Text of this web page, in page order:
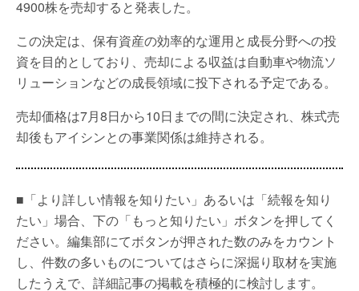
4900株を売却すると発表した。
この決定は、保有資産の効率的な運用と成長分野への投
資を目的としており、売却による収益は自動車や物流ソ
リューションなどの成長領域に投下される予定である。
売却価格は7月8日から10日までの間に決定され、株式売
却後もアイシンとの事業関係は維持される。
■「より詳しい情報を知りたい」あるいは「続報を知り
たい」場合、下の「もっと知りたい」ボタンを押してく
ださい。編集部にてボタンが押された数のみをカウント
し、件数の多いものについてはさらに深掘り取材を実施
したうえで、詳細記事の掲載を積極的に検討します。